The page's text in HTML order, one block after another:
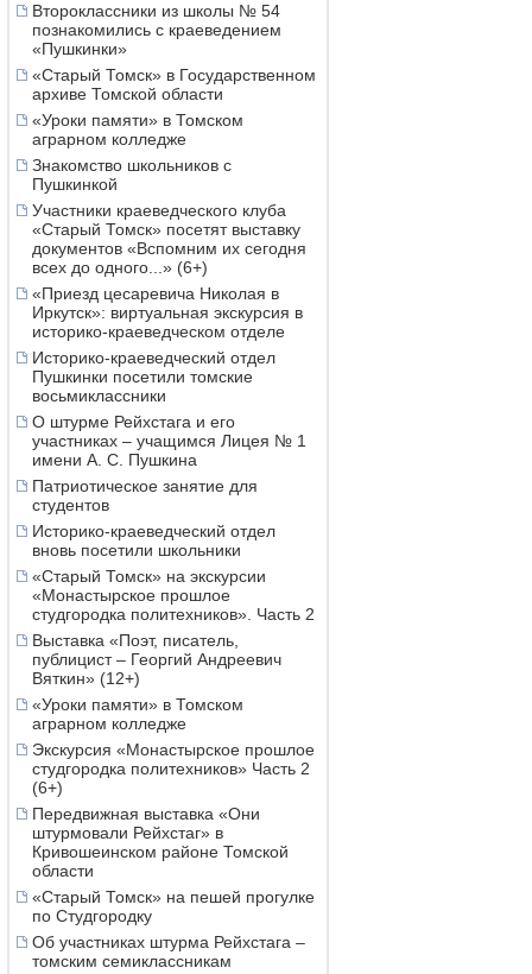
Второклассники из школы № 54
познакомились с краеведением
«Пушкинки»
«Старый Томск» в Государственном
архиве Томской области
«Уроки памяти» в Томском
аграрном колледже
Знакомство школьников с
Пушкинкой
Участники краеведческого клуба
«Старый Томск» посетят выставку
документов «Вспомним их сегодня
всех до одного...» (6+)
«Приезд цесаревича Николая в
Иркутск»: виртуальная экскурсия в
историко-краеведческом отделе
Историко-краеведческий отдел
Пушкинки посетили томские
восьмиклассники
О штурме Рейхстага и его
участниках – учащимся Лицея № 1
имени А. С. Пушкина
Патриотическое занятие для
студентов
Историко-краеведческий отдел
вновь посетили школьники
«Старый Томск» на экскурсии
«Монастырское прошлое
студгородка политехников». Часть 2
Выставка «Поэт, писатель,
публицист – Георгий Андреевич
Вяткин» (12+)
«Уроки памяти» в Томском
аграрном колледже
Экскурсия «Монастырское прошлое
студгородка политехников» Часть 2
(6+)
Передвижная выставка «Они
штурмовали Рейхстаг» в
Кривошеинском районе Томской
области
«Старый Томск» на пешей прогулке
по Студгородку
Об участниках штурма Рейхстага –
томским семиклассникам